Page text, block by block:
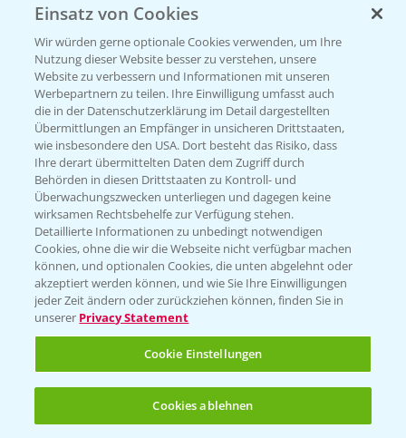
Beratung auf WhatsApp
T.+49 (0)174 346 564 1
KONTAKT
Hilfe in Notfällen
T.+49 (0)214/30-20220
Folgen Sie uns
Einsatz von Cookies
Wir würden gerne optionale Cookies verwenden, um Ihre
Nutzung dieser Website besser zu verstehen, unsere
Website zu verbessern und Informationen mit unseren
Werbepartnern zu teilen. Ihre Einwilligung umfasst auch
die in der Datenschutzerklärung im Detail dargestellten
Übermittlungen an Empfänger in unsicheren Drittstaaten,
wie insbesondere den USA. Dort besteht das Risiko, dass
Ihre derart übermittelten Daten dem Zugriff durch
Behörden in diesen Drittstaaten zu Kontroll- und
Überwachungszwecken unterliegen und dagegen keine
wirksamen Rechtsbehelfe zur Verfügung stehen.
Detaillierte Informationen zu unbedingt notwendigen
Cookies, ohne die wir die Webseite nicht verfügbar machen
können, und optionalen Cookies, die unten abgelehnt oder
akzeptiert werden können, und wie Sie Ihre Einwilligungen
jeder Zeit ändern oder zurückziehen können, finden Sie in
unserer Privacy Statement
Cookie Einstellungen
Cookies ablehnen